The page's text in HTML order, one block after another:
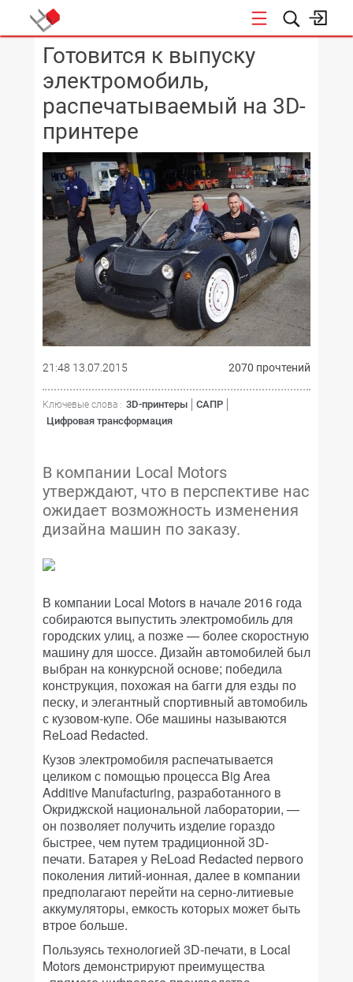
КОНФЕРЕНЦИИ
Готовится к выпуску
электромобиль,
распечатываемый на 3D-
принтере
21:48 13.07.2015 2070 прочтений
Ключевые слова : 3D-принтеры
САПР
Цифровая трансформация
В компании Local Motors
утверждают, что в перспективе нас
ожидает возможность изменения
дизайна машин по заказу.
В компании Local Motors в начале 2016 года
собираются выпустить электромобиль для
городских улиц, а позже — более скоростную
машину для шоссе. Дизайн автомобилей был
выбран на конкурсной основе; победила
конструкция, похожая на багги для езды по
песку, и элегантный спортивный автомобиль
с кузовом-купе. Обе машины называются
ReLoad Redacted.
Кузов электромобиля распечатывается
целиком с помощью процесса Big Area
Additive Manufacturing, разработанного в
Окриджской национальной лаборатории, —
он позволяет получить изделие гораздо
быстрее, чем путем традиционной 3D-
печати. Батарея у ReLoad Redacted первого
поколения литий-ионная, далее в компании
предполагают перейти на серно-литиевые
аккумуляторы, емкость которых может быть
втрое больше.
Пользуясь технологией 3D-печати, в Local
Motors демонстрируют преимущества